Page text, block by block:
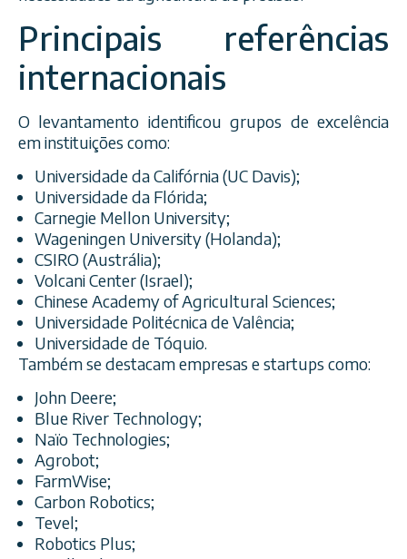
Principais referências
internacionais
O levantamento identificou grupos de excelência
em instituições como:
Universidade da Califórnia (UC Davis);
Universidade da Flórida;
Carnegie Mellon University;
Wageningen University (Holanda);
CSIRO (Austrália);
Volcani Center (Israel);
Chinese Academy of Agricultural Sciences;
Universidade Politécnica de Valência;
Universidade de Tóquio.
Também se destacam empresas e startups como:
John Deere;
Blue River Technology;
Naïo Technologies;
Agrobot;
FarmWise;
Carbon Robotics;
Tevel;
Robotics Plus;